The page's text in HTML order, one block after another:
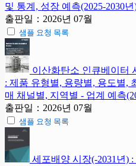
및 통계, 성장 예측(2025-2030년
출판일：2026년 07월
샘플 요청 목록
이산화탄소 인큐베이터
: 제품 유형별, 용량별, 용도별,
매 채널별, 지역별 - 업계 예측
출판일：2026년 07월
샘플 요청 목록
세포배양 시장(-2031년)